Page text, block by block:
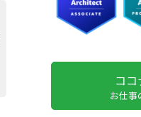
コ
お仕事